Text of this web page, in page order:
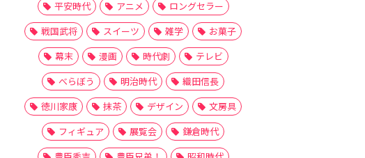
平安時代
アニメ
ロングセラー
戦国武将
スイーツ 雑学
お菓子
幕末
漫画 時代劇
テレビ
べらぼう
明治時代
織田信長
徳川家康
抹茶 デザイン
文房具
フィギュア
展覧会
鎌倉時代